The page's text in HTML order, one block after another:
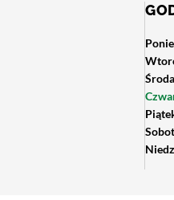
Środa